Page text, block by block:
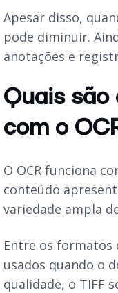
Apesar disso,
pode diminuir.
anotações e
Quais
com o
O OCR funciona
conteúdo
variedade ampla
Entre os formatos
usados quando o
qualidade, o TIFF